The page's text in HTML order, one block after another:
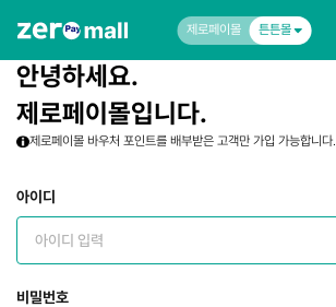
제로페이몰 튼튼몰
안녕하세요.
제로페이몰입니다.
제로페이몰 바우처 포인트를 배부받은 고객만 가입 가능합니다.
아이디
비밀번호